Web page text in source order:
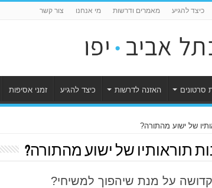
כיצד להגיע מאמרים ודרשות מי אנחנו צור קשר
סרטונים האזנה לדרשות כיצד להגיע זמני אסיפות
תוראותיו של ישוע מהתורה?
על מנת שיהפוך למשיחי?